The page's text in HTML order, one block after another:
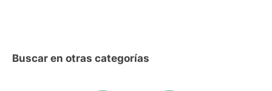
Buscar en otras categorías